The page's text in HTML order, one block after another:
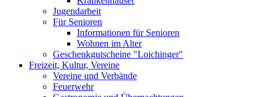
Jugendarbeit
Für Senioren
Informationen für Senioren
Wohnen im Alter
Geschenkgutscheine "Loichinger"
Freizeit, Kultur, Vereine
Vereine und Verbände
Feuerwehr